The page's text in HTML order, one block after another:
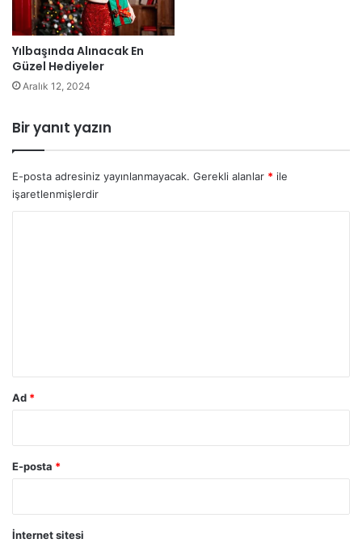
Yılbaşında Alınacak En
Güzel Hediyeler
Aralık 12, 2024
Bir yanıt yazın
E-posta adresiniz yayınlanmayacak. Gerekli alanlar * ile
işaretlenmişlerdir
Ad *
E-posta *
İnternet sitesi